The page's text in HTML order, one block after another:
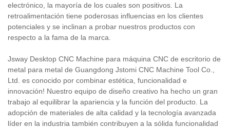
electrónico, la mayoría de los cuales son positivos. La
retroalimentación tiene poderosas influencias en los clientes
potenciales y se inclinan a probar nuestros productos con
respecto a la fama de la marca.
Jsway Desktop CNC Machine para máquina CNC de escritorio de
metal para metal de Guangdong Jstomi CNC Machine Tool Co.,
Ltd. es conocido por combinar estética, funcionalidad e
innovación! Nuestro equipo de diseño creativo ha hecho un gran
trabajo al equilibrar la apariencia y la función del producto. La
adopción de materiales de alta calidad y la tecnología avanzada
líder en la industria también contribuyen a la sólida funcionalidad